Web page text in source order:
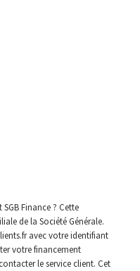
Finance ? Cette
de la Société Générale.
avec votre identifiant
votre financement
le service client. Cet